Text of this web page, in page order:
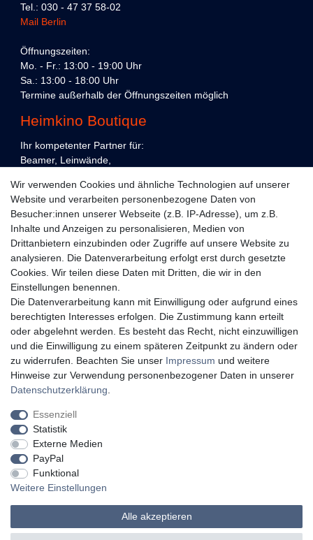
Tel.: 030 - 47 37 58-02
Mail Berlin
Öffnungszeiten:
Mo. - Fr.: 13:00 - 19:00 Uhr
Sa.: 13:00 - 18:00 Uhr
Termine außerhalb der Öffnungszeiten möglich
Heimkino Boutique
Ihr kompetenter Partner für:
Beamer, Leinwände,
Heimkino und Unterhaltungselektronik,
in Köln und Berlin.
Kundenservice
Planung
Vorführraum
Lieferung
Montage
Widerruf erklären
Wir verwenden Cookies und ähnliche Technologien auf unserer
Website und verarbeiten personenbezogene Daten von
Besucher:innen unserer Webseite (z.B. IP-Adresse), um z.B.
Inhalte und Anzeigen zu personalisieren, Medien von
Drittanbietern einzubinden oder Zugriffe auf unsere Website zu
analysieren. Die Datenverarbeitung erfolgt erst durch gesetzte
Cookies. Wir teilen diese Daten mit Dritten, die wir in den
Einstellungen benennen.
Die Datenverarbeitung kann mit Einwilligung oder aufgrund eines
berechtigten Interesses erfolgen. Die Zustimmung kann erteilt
oder abgelehnt werden. Es besteht das Recht, nicht einzuwilligen
und die Einwilligung zu einem späteren Zeitpunkt zu ändern oder
zu widerrufen. Beachten Sie unser Impressum und weitere
Hinweise zur Verwendung personenbezogener Daten in unserer
Daten­schutz­erklärung
Essenziell
Statistik
Externe Medien
PayPal
Funktional
Weitere Einstellungen
Alle akzeptieren
Impressum
Widerrufs­recht
© Copyright Medientechnik Witting GmbH 2026 | Alle Rechte vorbehalten.